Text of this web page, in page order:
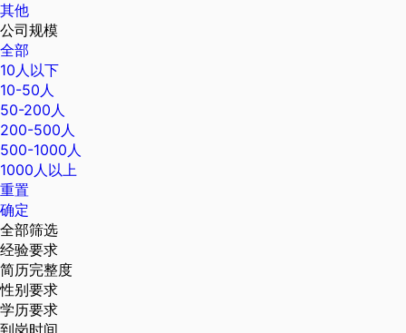
其他
公司规模
全部
10人以下
10-50人
50-200人
200-500人
500-1000人
1000人以上
重置
确定
全部筛选
经验要求
简历完整度
性别要求
学历要求
到岗时间